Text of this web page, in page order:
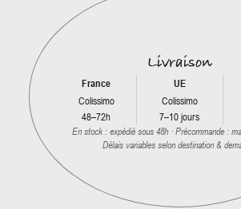
Livraison
France
Colissimo
48–72h
UE
Colissimo
7–10 jours
En stock : expédié sous 48h · Précommande :
Délais variables selon destination &